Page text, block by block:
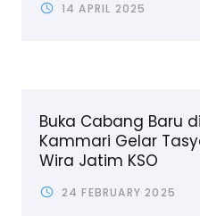
14 APRIL 2025
Buka Cabang Baru
Kammari Gelar
Wira Jatim KSO
24 FEBRUARY 2025